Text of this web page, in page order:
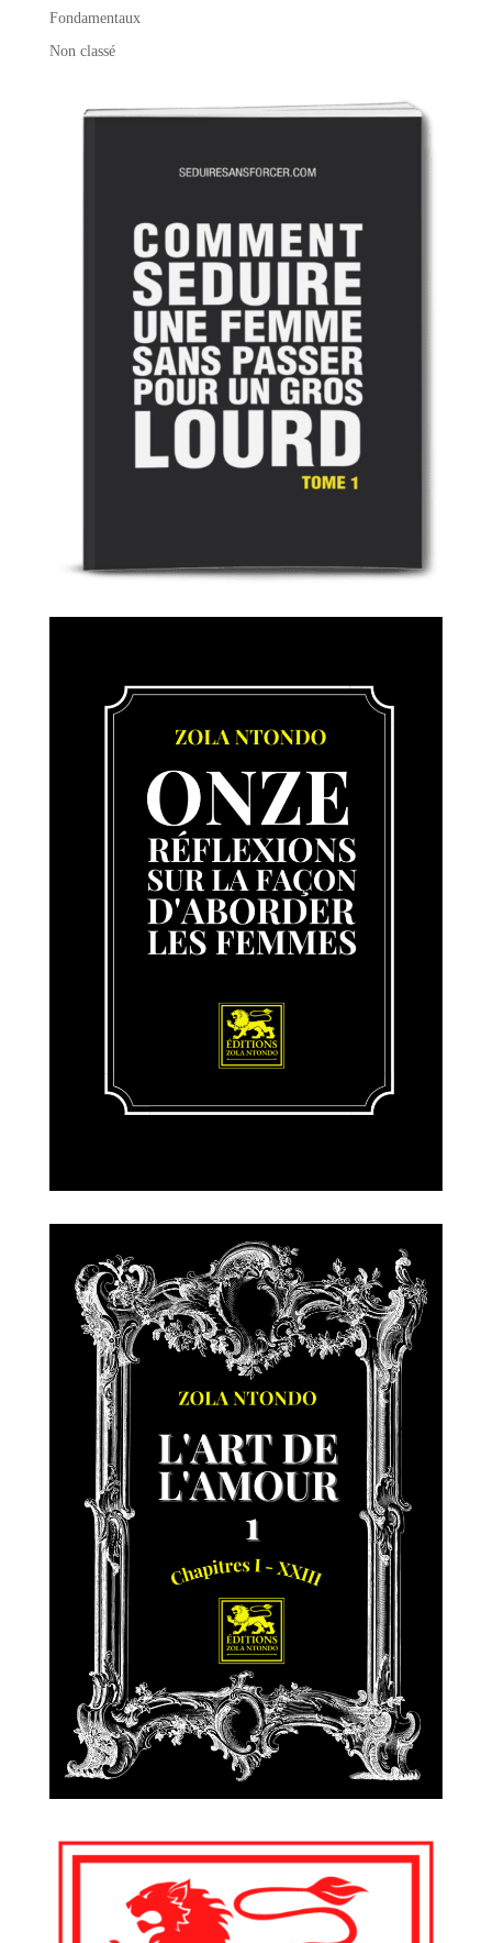
Fondamentaux
Non classé